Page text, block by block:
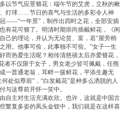
以节气应景簪花：端午节的艾虎，立秋的楸
灯球……节日的喜气与生活的多彩令人神
——“一年景”，制作出四时之花，全部安插
有花可簪了。明清时期崇尚插戴鲜花，《闲
己的理论，并认为无论贫、富，若“屋旁稍
用。他事可俭，此事独不可俭。”女子一生
而热爱生活呢？相传清慈禧太后亦爱簪花，
者不仅限于女子，男女老少皆可佩戴，任熊
一普通老翁，耳畔一簇鲜花，平添生趣无
处似尊前”，“白发戴花”是种多么洒脱的人
与这尊前开怀一笑中。
主对生活充满欢欣。也许，这就是中国古
繁复多姿的凤头金钗中，我们就是在这样喜